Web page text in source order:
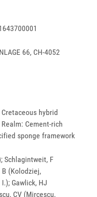
66, CH-4052
hybrid
Cement-rich
sponge framework
Schlagintweit, F
(Kolodziej,
Gawlick, HJ
CV (Mircescu,